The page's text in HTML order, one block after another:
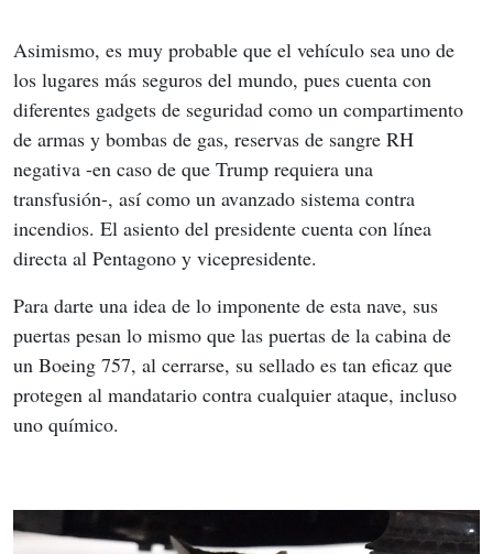
Asimismo, es muy probable que el vehículo sea uno de
los lugares más seguros del mundo, pues cuenta con
diferentes gadgets de seguridad como un compartimento
de armas y bombas de gas, reservas de sangre RH
negativa -en caso de que Trump requiera una
transfusión-, así como un avanzado sistema contra
incendios. El asiento del presidente cuenta con línea
directa al Pentagono y vicepresidente.
Para darte una idea de lo imponente de esta nave, sus
puertas pesan lo mismo que las puertas de la cabina de
un Boeing 757, al cerrarse, su sellado es tan eficaz que
protegen al mandatario contra cualquier ataque, incluso
uno químico.